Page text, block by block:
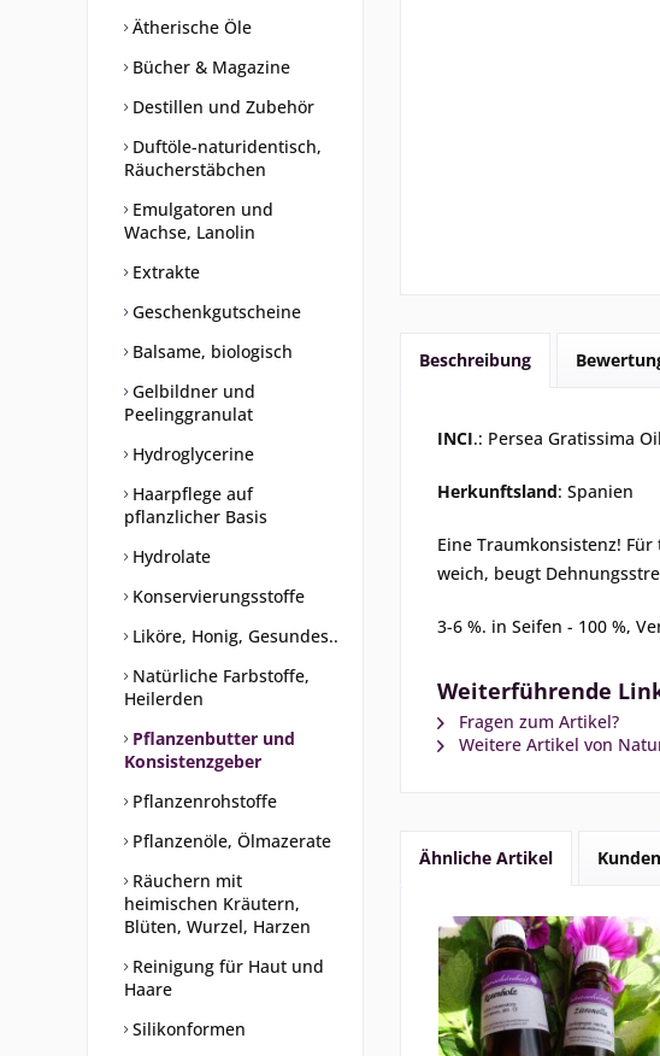
Ätherische Öle
Bücher & Magazine
Destillen und Zubehör
Duftöle-naturidentisch,
Räucherstäbchen
Emulgatoren und
Wachse, Lanolin
Extrakte
Geschenkgutscheine
Balsame, biologisch
Gelbildner und
Peelinggranulat
Hydroglycerine
Haarpflege auf
pflanzlicher Basis
Hydrolate
Konservierungsstoffe
Liköre, Honig, Gesundes..
Natürliche Farbstoffe,
Heilerden
Pflanzenbutter und
Konsistenzgeber
Pflanzenrohstoffe
Pflanzenöle, Ölmazerate
Räuchern mit
heimischen Kräutern,
Blüten, Wurzel, Harzen
Reinigung für Haut und
Haare
Silikonformen
Beschreibung
INCI.: Persea Gratissima
Herkunftsland: Spanien
Eine Traumkonsistenz!
weich, beugt
3-6 %. in Seifen - 100 %,
Weiterführende
Fragen zum Artikel?
Weitere Artikel von
Ähnliche Artikel